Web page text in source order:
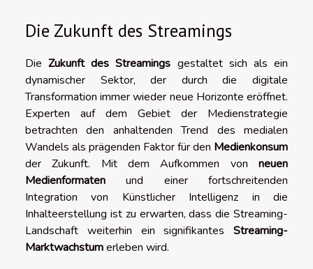
Die Zukunft des Streamings
DieZukunft des Streamings gestaltet sich als ein
dynamischer Sektor, der durch die digitale
Transformation immer wieder neue Horizonte eröffnet.
Experten auf dem Gebiet der Medienstrategie
betrachten den anhaltenden Trend des medialen
Wandels als prägenden Faktor für den Medienkonsum
der Zukunft. Mit dem Aufkommen von neuen
Medienformaten und einer fortschreitenden
Integration von Künstlicher Intelligenz in die
Inhalteerstellung ist zu erwarten, dass die Streaming-
Landschaft weiterhin ein signifikantes Streaming-
Marktwachstumerleben wird.